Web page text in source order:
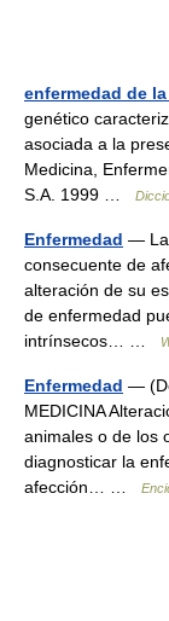
enfermedad de la
genético
asociada a la
Medicina,
S.A. 1999 …
Enfermedad — La
consecuente de
alteración de su
de enfermedad
intrínsecos… …
Enfermedad —
MEDICINA
animales o de los
diagnosticar la
afección… …